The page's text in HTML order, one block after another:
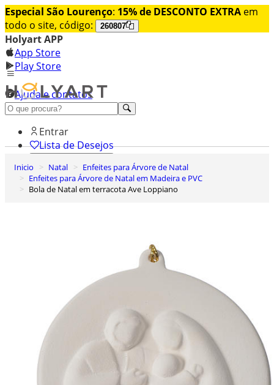
Especial São Lourenço: 15% de DESCONTO EXTRA em
todo o site, código:
260807
Holyart APP
App Store
Play Store
Ajuda e contatos
Conheça premium
Entrar
Lista de Desejos
Carrinho de Compras
Inicio Natal
Enfeites para Árvore de Natal
Enfeites para Árvore de Natal em Madeira e PVC
Bola de Natal em terracota Ave Loppiano